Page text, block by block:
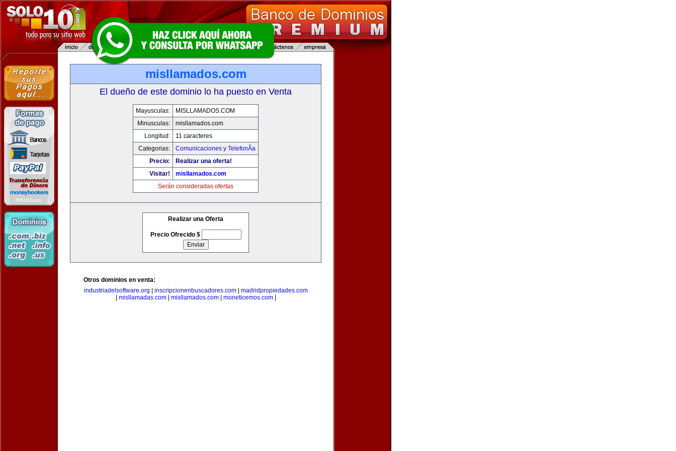
misllamados.com
El dueño de este dominio lo ha puesto en Venta
Mayusculas:
MISLLAMADOS.COM
Minusculas:
misllamados.com
Longitud:
11 caracteres
Categorias:
Comunicaciones y TelefonÃ­a
Precio:
Realizar una oferta!
Visitar!
misllamados.com
Serán consideradas ofertas
Realizar una Oferta
Precio Ofrecido $
Otros dominios en venta:
industriadelsoftware.org
inscripcionenbuscadores.com| madridpropiedades.com
misllamadas.com| misllamados.com| moneticemos.com|